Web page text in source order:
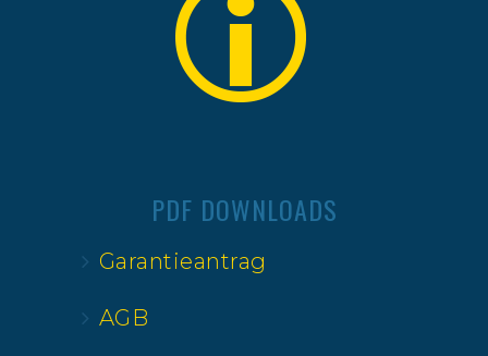
PDF DOWNLOADS
Garantieantrag
AGB